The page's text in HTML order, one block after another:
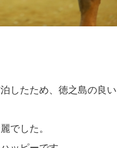
したため、徳之島の良
でした。